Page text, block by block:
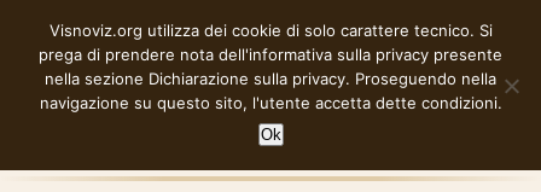
contenuto
VISNOVIZ.ORG
Visnoviz.org utilizza dei cookie di solo carattere tecnico. Si
prega di prendere nota dell'informativa sulla privacy presente
nella sezione Dichiarazione sulla privacy. Proseguendo nella
navigazione su questo sito, l'utente accetta dette condizioni.
Ok